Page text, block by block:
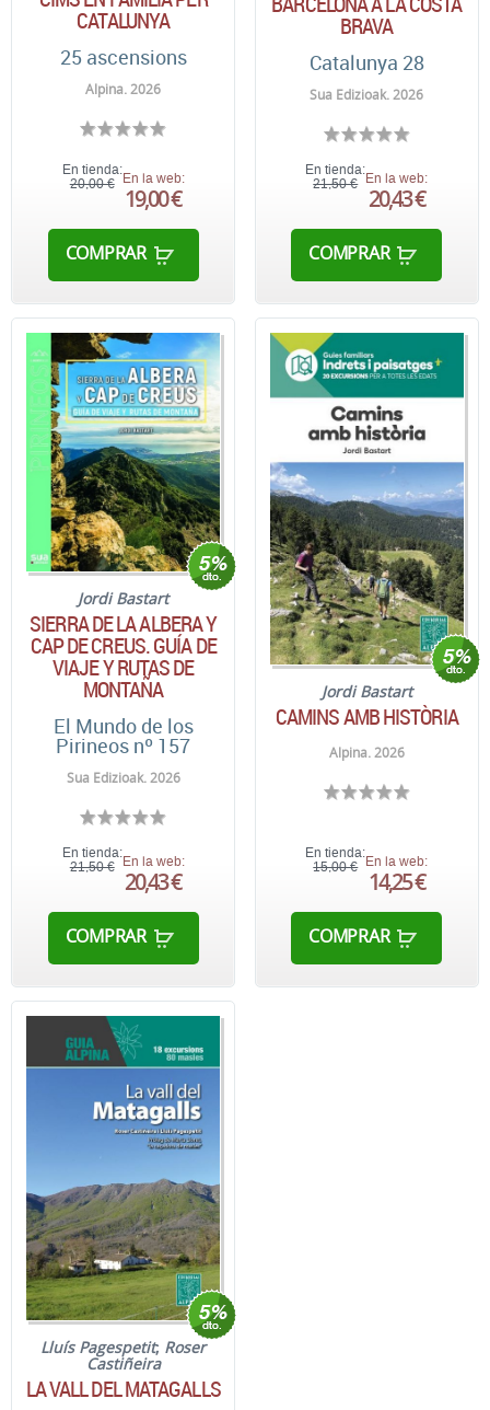
CATALUNYA
25 ascensions
Alpina. 2026
En tienda:
20,00 € En la web:
19,00 €
COMPRAR
BRAVA
Catalunya 28
Sua Edizioak. 2026
En tienda:
21,50 €
En la web:
20,43 €
COMPRAR
Jordi Bastart
SIERRA DE LA ALBERA Y
CAP DE CREUS. GUÍA DE
VIAJE Y RUTAS DE
MONTAÑA
El Mundo de los
Pirineos nº 157
Sua Edizioak. 2026
En tienda:
21,50 € En la web:
20,43 €
COMPRAR
Jordi Bastart
CAMINS AMB HISTÒRIA
Alpina. 2026
En tienda:
15,00 € En la web:
14,25 €
COMPRAR
Lluís Pagespetit; Roser
Castiñeira
LA VALL DEL MATAGALLS